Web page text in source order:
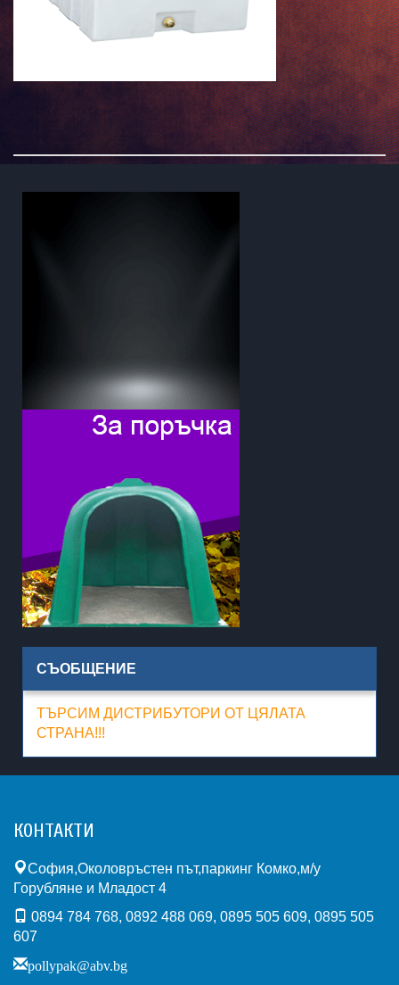
СЪОБЩЕНИЕ
ТЪРСИМ ДИСТРИБУТОРИ ОТ ЦЯЛАТА
СТРАНА!!!
КОНТАКТИ
София,Околовръстен път,паркинг Комко,м/у
Горубляне и Младост 4
0894 784 768, 0892 488 069, 0895 505 609, 0895 505
607
pollypak@abv.bg